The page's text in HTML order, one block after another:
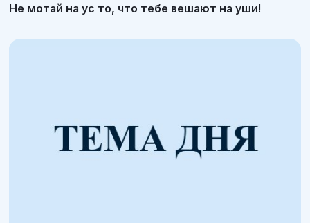
Не мотай на ус то, что тебе вешают на уши!